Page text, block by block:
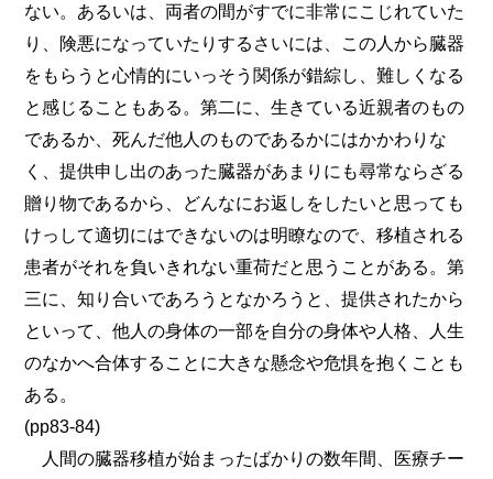
ない。あるいは、両者の間がすでに非常にこじれていた
り、険悪になっていたりするさいには、この人から臓器
をもらうと心情的にいっそう関係が錯綜し、難しくなる
と感じることもある。第二に、生きている近親者のもの
であるか、死んだ他人のものであるかにはかかわりな
く、提供申し出のあった臓器があまりにも尋常ならざる
贈り物であるから、どんなにお返しをしたいと思っても
けっして適切にはできないのは明瞭なので、移植される
患者がそれを負いきれない重荷だと思うことがある。第
三に、知り合いであろうとなかろうと、提供されたから
といって、他人の身体の一部を自分の身体や人格、人生
のなかへ合体することに大きな懸念や危惧を抱くことも
ある。
(pp83-84)
人間の臓器移植が始まったばかりの数年間、医療チー